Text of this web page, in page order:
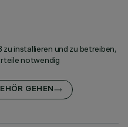
installieren und zu betreiben,
notwendig
GEHEN